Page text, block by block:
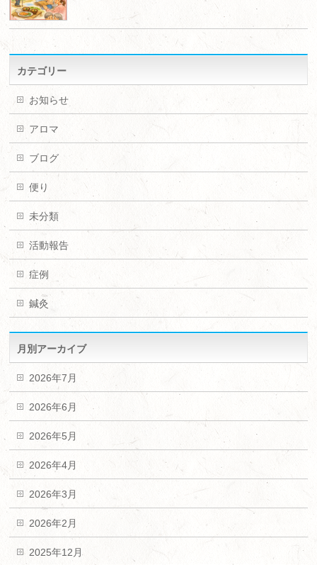
カテゴリー
お知らせ
アロマ
ブログ
便り
未分類
活動報告
症例
鍼灸
月別アーカイブ
2026年7月
2026年6月
2026年5月
2026年4月
2026年3月
2026年2月
2025年12月